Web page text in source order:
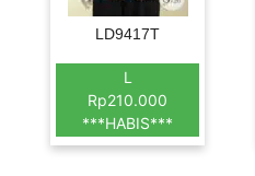
LD9417T
L
Rp210.000
***HABIS***